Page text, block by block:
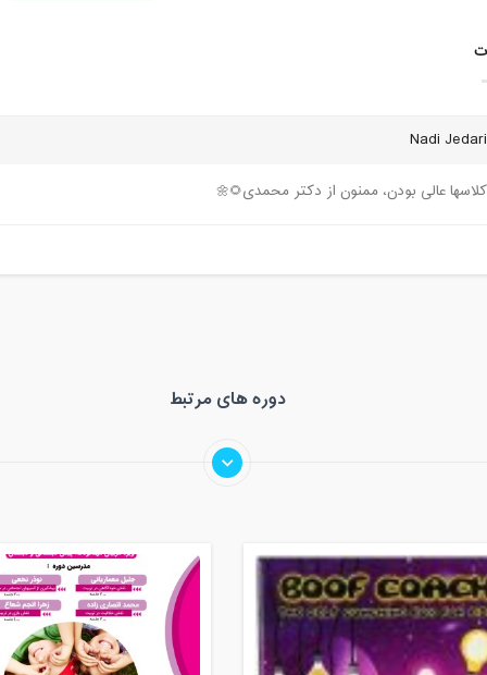
Nadi Jedari
کلاسها عالی بودن، ممنون از دکتر محمدی🌻🌼
دوره های مرتبط